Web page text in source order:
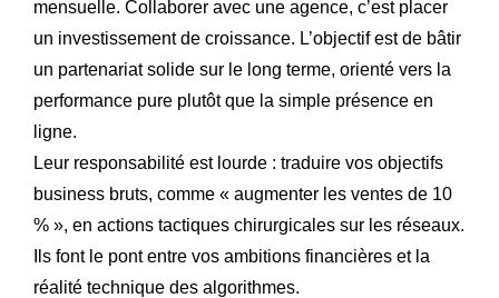
mensuelle. Collaborer avec une agence, c’est placer
un investissement de croissance. L’objectif est de bâtir
un partenariat solide sur le long terme, orienté vers la
performance pure plutôt que la simple présence en
ligne.
Leur responsabilité est lourde : traduire vos objectifs
business bruts, comme « augmenter les ventes de 10
% », en actions tactiques chirurgicales sur les réseaux.
Ils font le pont entre vos ambitions financières et la
réalité technique des algorithmes.